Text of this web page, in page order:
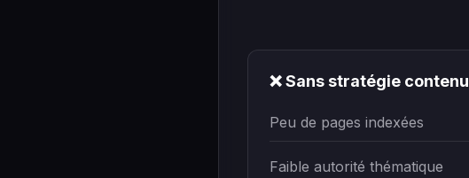
❌ Sans stratégie contenu
Peu de pages indexées
Faible autorité thématique